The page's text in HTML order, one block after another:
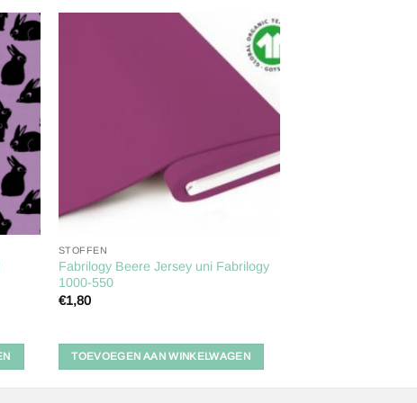
Toevoegen
aan
verlanglijst
STOFFEN
Fabrilogy Beere Jersey uni Fabrilogy
1000-550
€1,80
TOEVOEGEN AAN WINKELWAGEN